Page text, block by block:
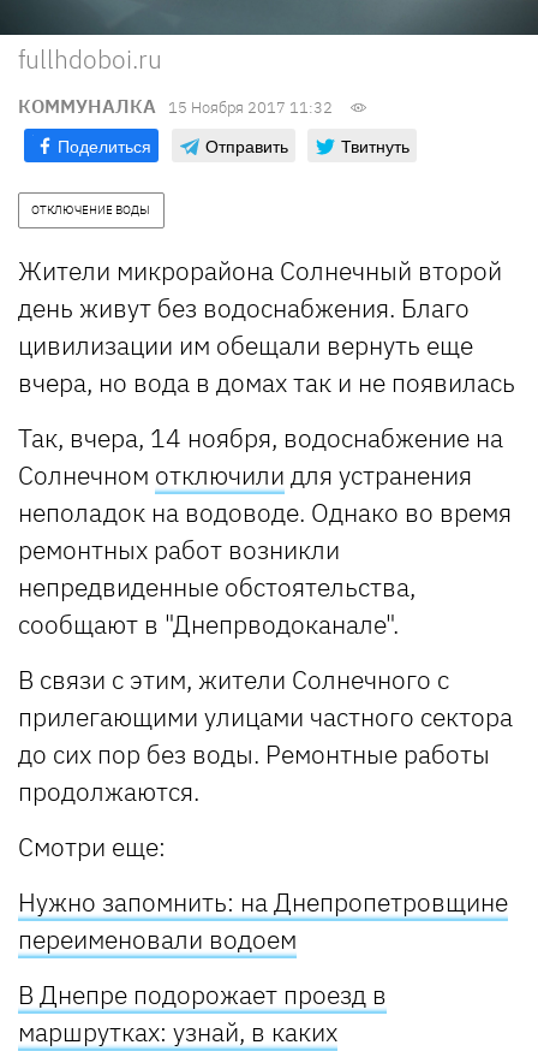
fullhdoboi.ru
КОММУНАЛКА 15 Ноября 2017 11:32
Поделиться Отправить Твитнуть
ОТКЛЮЧЕНИЕ ВОДЫ
Жители микрорайона Солнечный второй
день живут без водоснабжения. Благо
цивилизации им обещали вернуть еще
вчера, но вода в домах так и не появилась
Так, вчера, 14 ноября, водоснабжение на
Солнечном отключили для устранения
неполадок на водоводе. Однако во время
ремонтных работ возникли
непредвиденные обстоятельства,
сообщают в "Днепрводоканале".
В связи с этим, жители Солнечного с
прилегающими улицами частного сектора
до сих пор без воды. Ремонтные работы
продолжаются.
Смотри еще:
Нужно запомнить: на Днепропетровщине
переименовали водоем
В Днепре подорожает проезд в
маршрутках: узнай, в каких